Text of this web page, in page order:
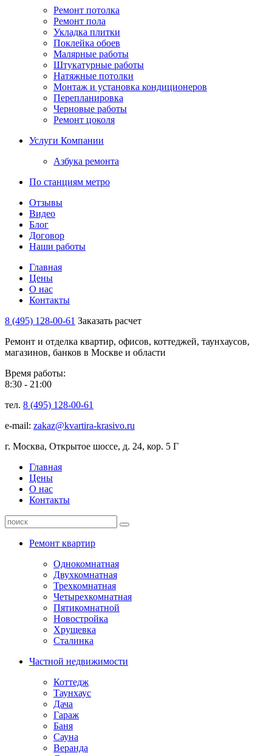
Ремонт потолка
Ремонт пола
Укладка плитки
Поклейка обоев
Малярные работы
Штукатурные работы
Натяжные потолки
Монтаж и установка кондиционеров
Перепланировка
Черновые работы
Ремонт цоколя
Услуги Компании
Азбука ремонта
По станциям метро
Отзывы
Видео
Блог
Договор
Наши работы
Главная
Цены
О нас
Контакты
8 (495) 128-00-61 Заказать расчет
Ремонт и отделка квартир, офисов, коттеджей, таунхаусов,
магазинов, банков в Москве и области
Время работы:
8:30 - 21:00
тел. 8 (495) 128-00-61
e-mail: zakaz@kvartira-krasivo.ru
г. Москва, Открытое шоссе, д. 24, кор. 5 Г
Главная
Цены
О нас
Контакты
Ремонт квартир
Однокомнатная
Двухкомнатная
Трехкомнатная
Четырехкомнатная
Пятикомнатной
Новостройка
Хрущевка
Сталинка
Частной недвижимости
Коттедж
Таунхаус
Дача
Гараж
Баня
Сауна
Веранда